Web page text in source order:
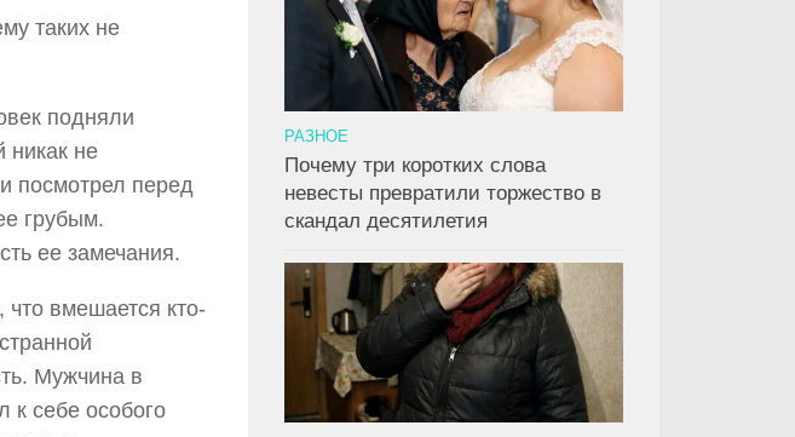
таких не
подняли
никак не
посмотрел перед
грубым.
ее замечания.
вмешается кто-
Мужчина в
к себе особого
РАЗНОЕ
Почему три коротких слова
невесты превратили торжество в
скандал десятилетия